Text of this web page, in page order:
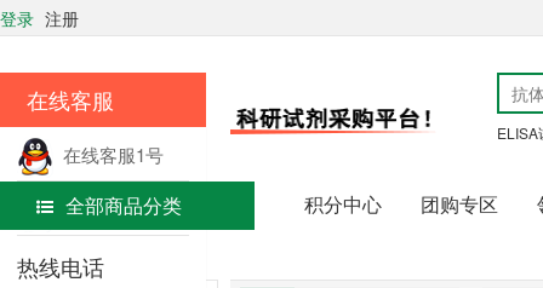
在线客服
在线客服1号
在线客服2号
热线电话
登录 注册
ELISA
全部商品分类 积分中心 团购专区
首页
技术服务